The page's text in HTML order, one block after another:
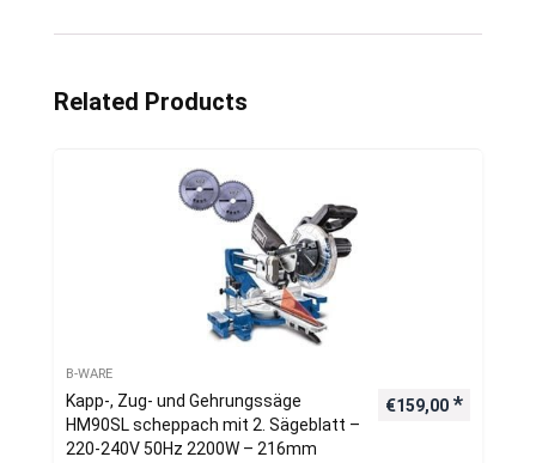
Related Products
B-WARE
Kapp-, Zug- und Gehrungssäge
HM90SL scheppach mit 2. Sägeblatt –
220-240V 50Hz 2200W – 216mm
€159,00